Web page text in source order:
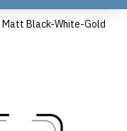
Matt Black-White-Gold